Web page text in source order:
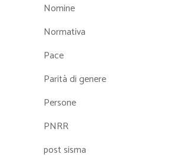
Nomine
Normativa
Pace
Parità di genere
Persone
PNRR
post sisma